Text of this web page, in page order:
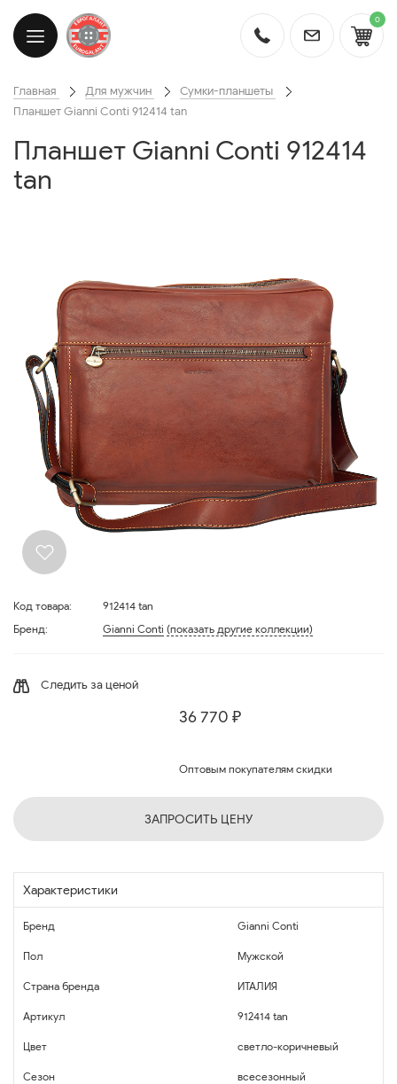
0
Главная Для мужчин
Сумки-планшеты
Планшет Gianni Conti 912414 tan
Планшет Gianni Conti 912414
tan
Код товара:
912414 tan
Бренд:
Gianni Conti (показать другие коллекции)
Следить за ценой
36 770 ₽
Оптовым покупателям скидки
ЗАПРОСИТЬ ЦЕНУ
Характеристики
Бренд Gianni Conti
Пол Мужской
Страна бренда ИТАЛИЯ
Артикул 912414 tan
Цвет светло-коричневый
Сезон всесезонный